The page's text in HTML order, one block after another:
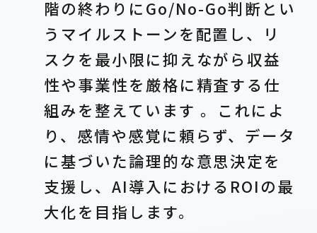
階の終わりにGo/No-Go判断とい
うマイルストーンを配置し、リ
スクを最小限に抑えながら収益
性や事業性を厳格に精査する仕
組みを整えています 。これによ
り、感情や感覚に頼らず、データ
に基づいた論理的な意思決定を
支援し、AI導入におけるROIの最
大化を目指します。